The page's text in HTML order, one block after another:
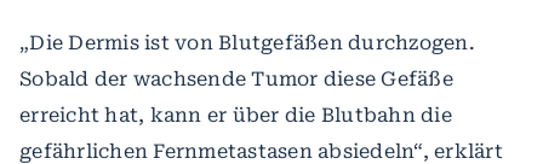
„Die Dermis ist von Blutgefäßen durchzogen.
Sobald der wachsende Tumor diese Gefäße
erreicht hat, kann er über die Blutbahn die
gefährlichen Fernmetastasen absiedeln“, erklärt